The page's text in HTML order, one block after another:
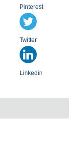
Pinterest
Twitter
Linkedin